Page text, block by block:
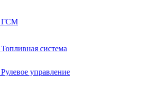
ГСМ
Топливная система
Рулевое управление